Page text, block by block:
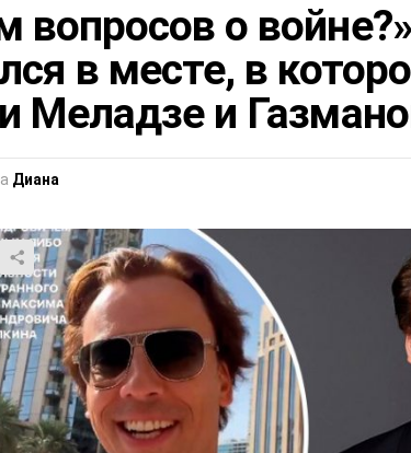
о
в месте, в
Меладзе и
Диана